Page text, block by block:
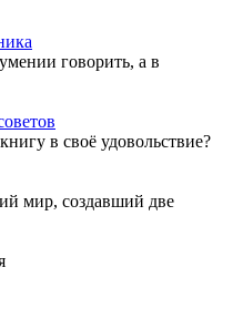
говорить, а в
в своё удовольствие?
мир, создавший две